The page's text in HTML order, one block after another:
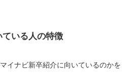
いる人の特徴
イナビ新卒紹介に向いているのかを